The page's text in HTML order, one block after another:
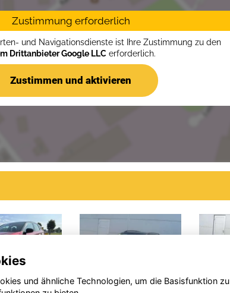
Zustimmung erforderlich
und Navigationsdienste ist Ihre Zustimmung zu den
Drittanbieter Google LLC erforderlich.
Zustimmen und aktivieren
und ähnliche Technologien, um die Basisfunktion zu